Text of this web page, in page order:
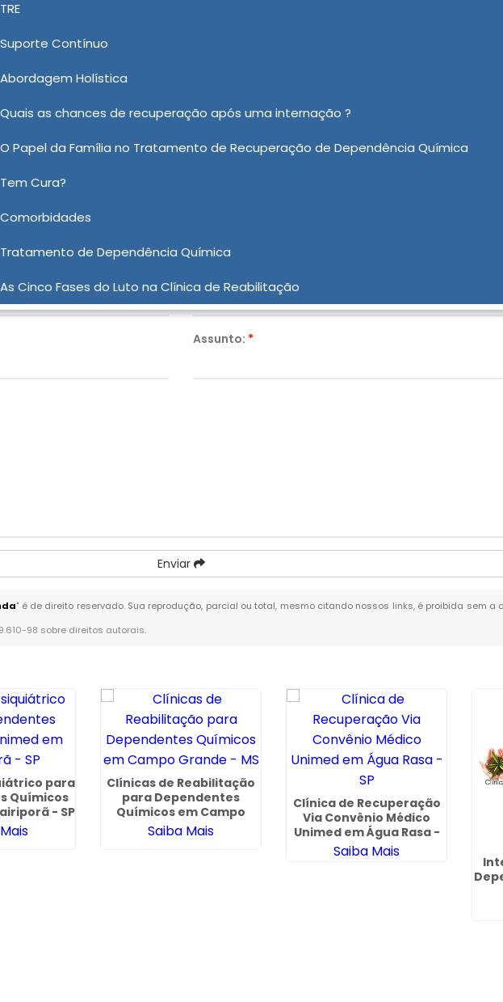
TRE
Suporte Contínuo
Abordagem Holística
Quais as chances de recuperação após uma internação ?
O Papel da Família no Tratamento de Recuperação de Dependência Química
Tem Cura?
Comorbidades
Tratamento de Dependência Química
As Cinco Fases do Luto na Clínica de Reabilitação
de luxo
de Recuperação de Drogas, Clínica Psiquiátrica de
Involuntário, Internação Involuntária Psiquiatria e
resultados para sua empresa. Possibilitando diversas escolhas para os
Psiquiátrica de Luxo em Água Funda. Temos uma equipe de sucesso
Clínica Psiquiátrica de Luxo em Água Funda?
Ou em nosso WhatsApp
Assunto: *
Enviar
" é de direito reservado. Sua reprodução, parcial ou total, mesmo citando nossos links, é proibida sem a
9.610-98 sobre direitos autorais.
para
Químicos
- SP
Clínicas de Reabilitação
para Dependentes
Químicos em Campo
Grande - MS
Saiba Mais
Clínica de Recuperação
Via Convênio Médico
Unimed em Água Rasa -
SP
Saiba Mais